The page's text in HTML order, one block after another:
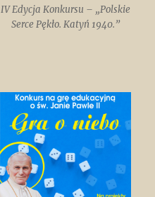
IV Edycja Konkursu – „Polskie
Serce Pękło. Katyń 1940.”